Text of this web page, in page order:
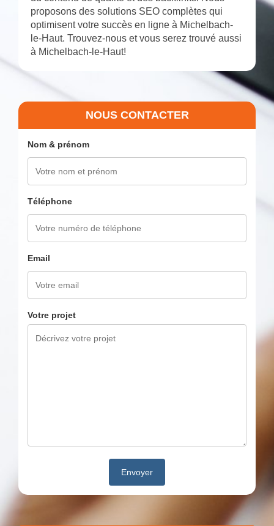
proposons des solutions SEO complètes qui
optimisent votre succès en ligne à Michelbach-
le-Haut. Trouvez-nous et vous serez trouvé aussi
à Michelbach-le-Haut!
NOUS CONTACTER
Nom & prénom
Téléphone
Email
Votre projet